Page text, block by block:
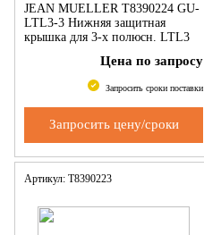
JEAN MUELLER Т8390224 GU-
LTL3-3 Нижняя защитная
крышка для 3-х полюсн. LTL3
Цена по запросу
Запросить сроки поставки
Запросить цену/сроки
Артикул: Т8390223